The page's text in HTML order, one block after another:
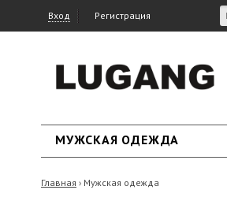
Вход Регистрация
МУЖСКАЯ ОДЕЖДА
Главная › Мужская одежда